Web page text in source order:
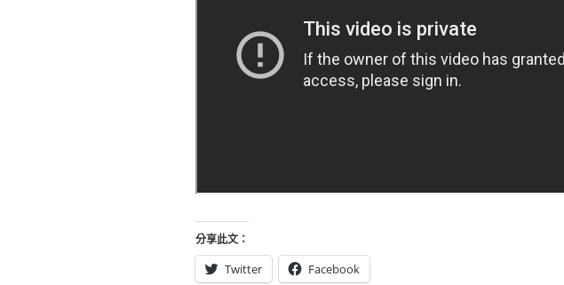
分享此文：
Twitter
Facebook